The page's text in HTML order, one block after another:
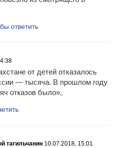
ответить
от детей отказалось
— тысяча. В прошлом году
отказов было»,
тагильчанин 10.07.2018, 15:01